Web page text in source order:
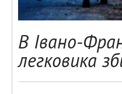
В Івано-
легковика